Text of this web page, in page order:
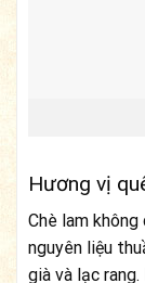
Hương vị
Chè lam
nguyên liệu
già và lạc